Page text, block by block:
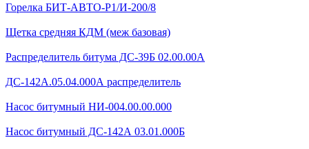
Горелка БИТ-АВТО-Р1/И-200/8
Щетка средняя КДМ (меж базовая)
Распределитель битума ДС-39Б 02.00.00А
ДС-142А.05.04.000А распределитель
Насос битумный НИ-004.00.00.000
Насос битумный ДС-142А 03.01.000Б